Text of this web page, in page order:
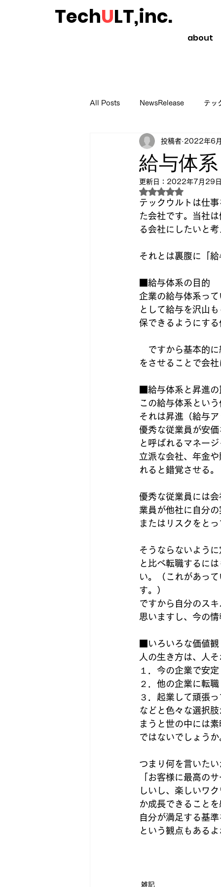
TechULT,inc.
about
All Posts NewsRelease テッ
起業や副業のススメ 読書のス
給与体
投稿者 2022年6
更新日： 2022年7月29
5つ星のうちNaN
テックウルトは仕
た会社です。当社
る会社にしたいと
それとは裏腹に「
■給与体系の目的
企業の給与体系っ
として給与を沢山
保できるようにす
ですから基本的に
をさせることで会
■給与体系と昇進の
この給与体系とい
それは昇進（給与
優秀な従業員が安
と呼ばれるマネー
立派な会社、年金
れると錯覚させる。
優秀な従業員には
業員が他社に自分
またはリスクをと
そうならないよう
と比べ転職するに
い。（これがあっ
す。）
ですから自分のス
思いますし、今の
■いろいろな価値観
人の生き方は、人
１．今の企業で安
２．他の企業に転
３．起業して頑張
などと色々な選択
まうと世の中には
ではないでしょうか
つまり何を言いた
「お客様に最高の
しいし、楽しいワ
か成長できること
自分が満足する基
という観点もある
雑記